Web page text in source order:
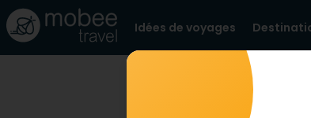
Idées de voyages
TOP LOGEMENTS